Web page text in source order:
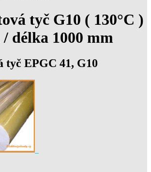
tyč G10 ( 130°C )
délka 1000 mm
tyč EPGC 41, G10